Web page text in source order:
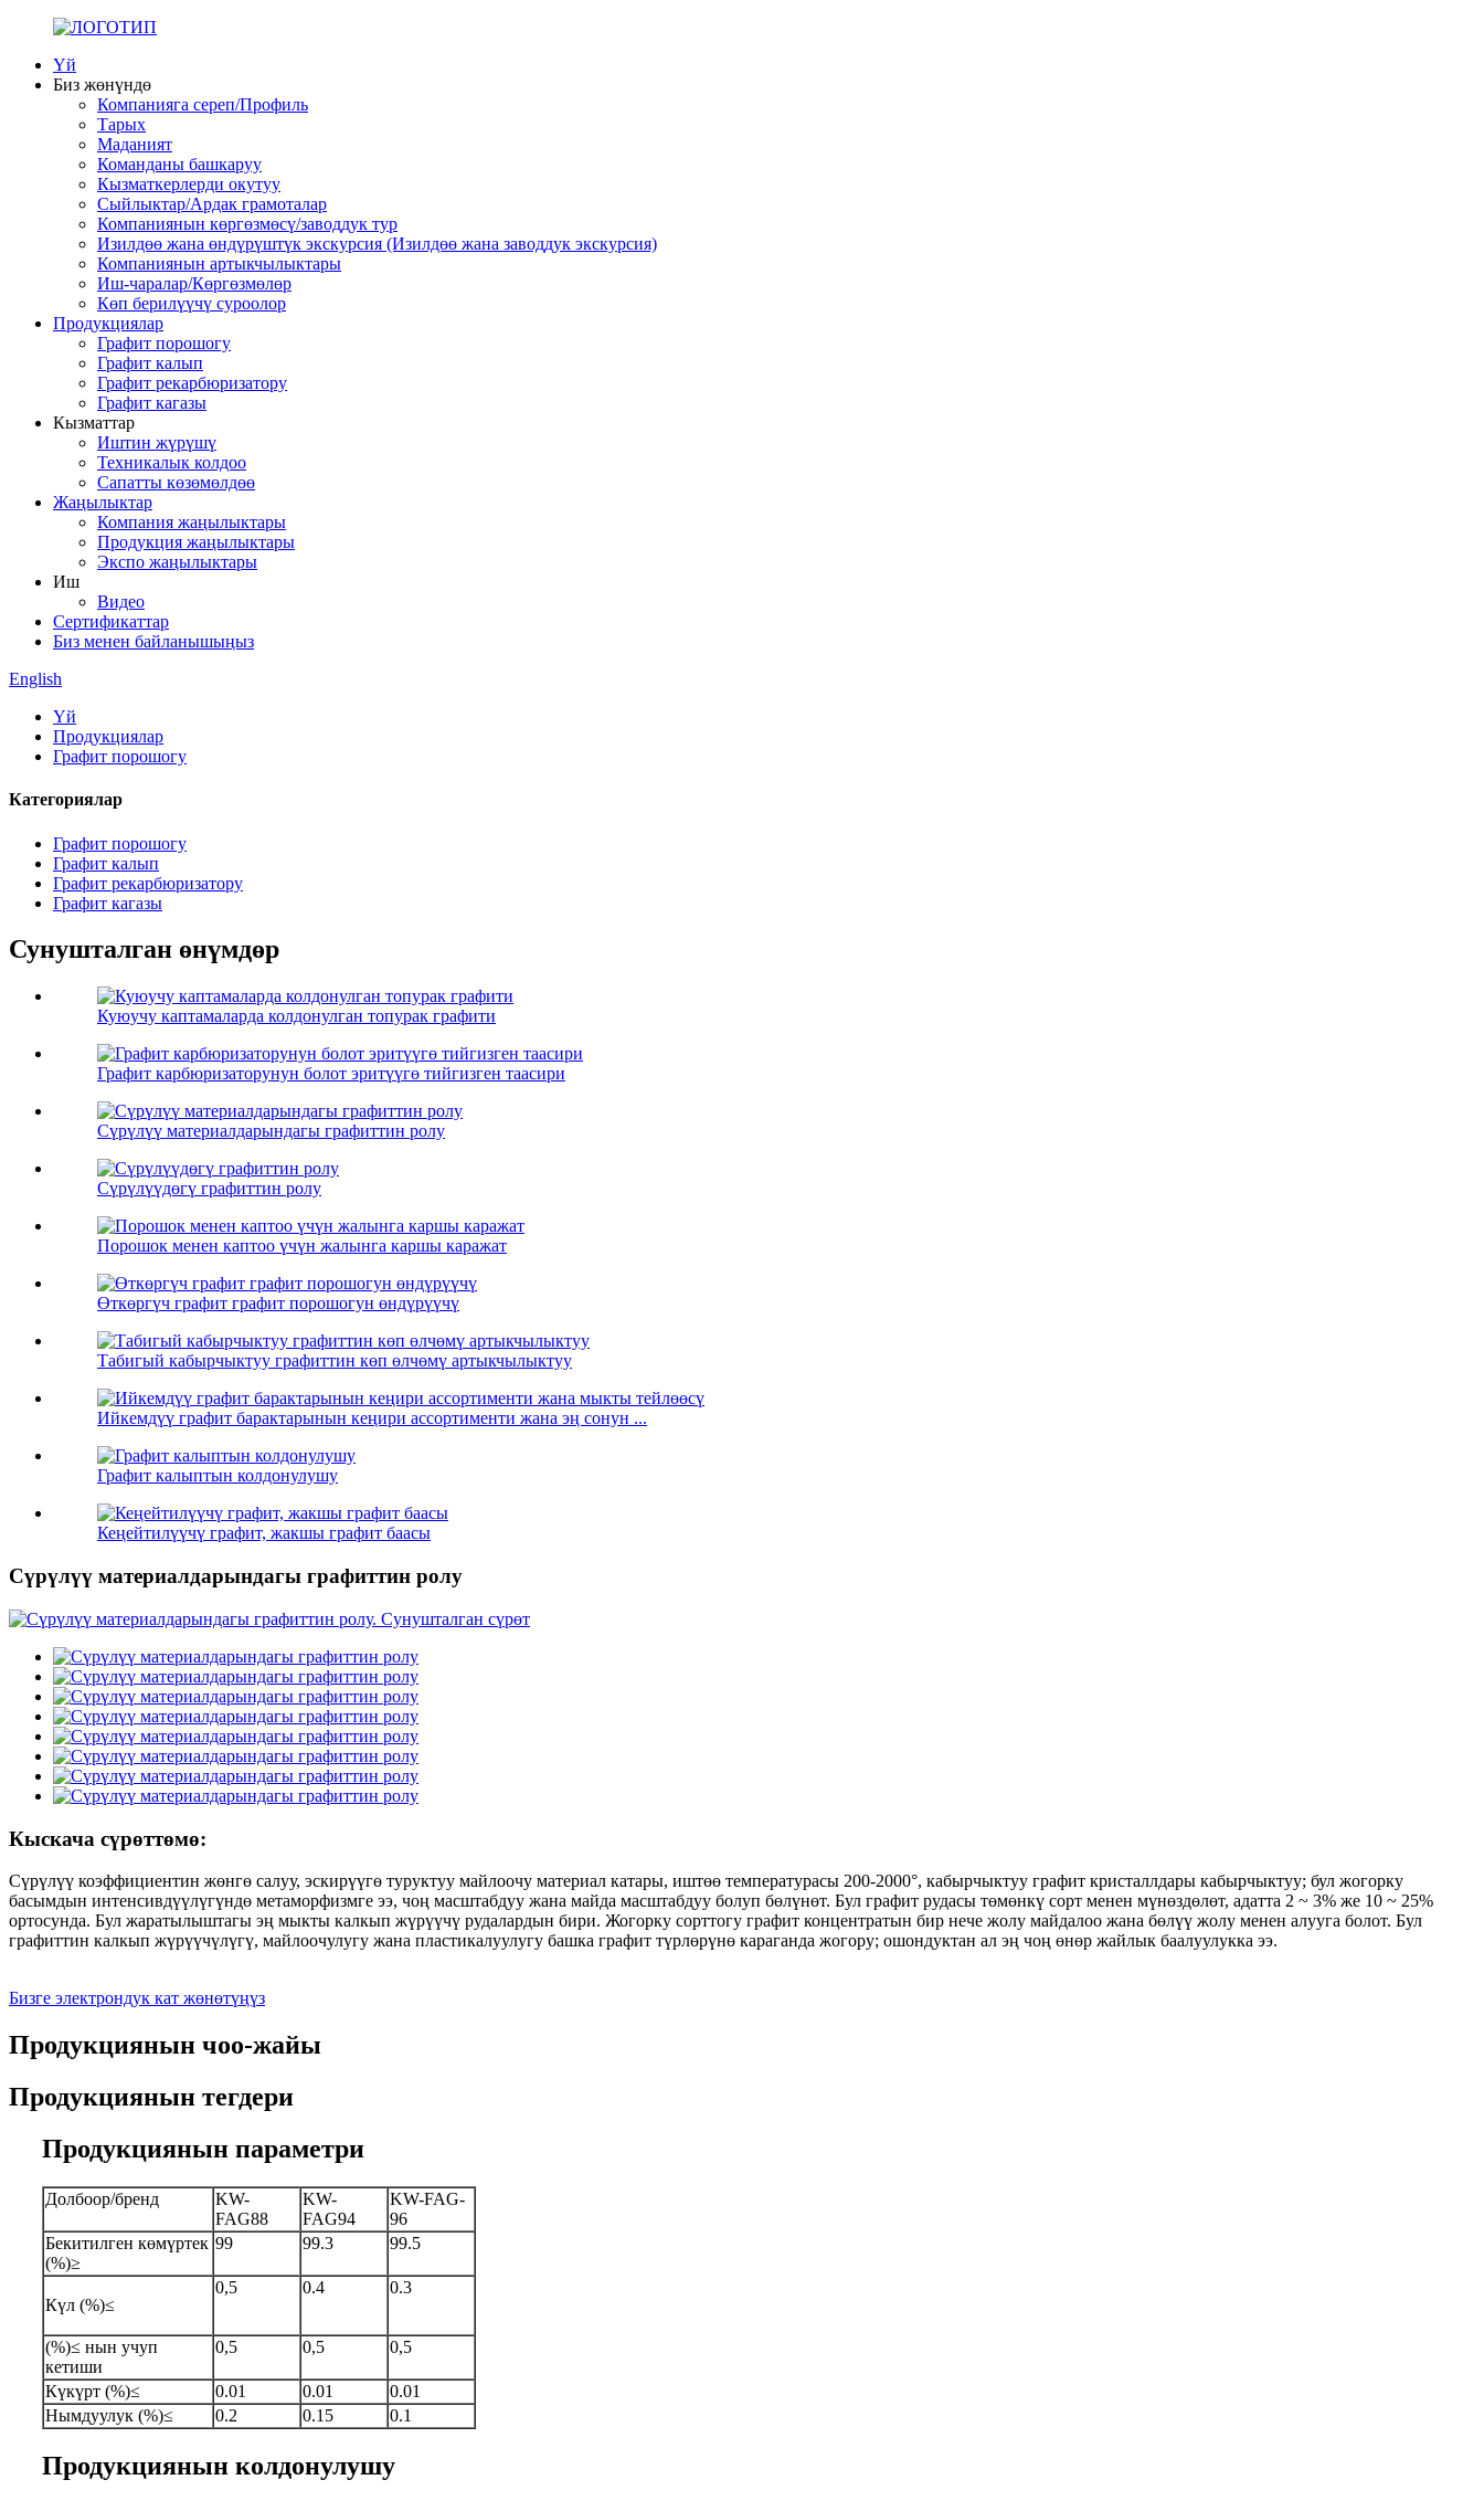
Үй
Биз жөнүндө
Компанияга сереп/Профиль
Тарых
Маданият
Команданы башкаруу
Кызматкерлерди окутуу
Сыйлыктар/Ардак грамоталар
Компаниянын көргөзмөсү/заводдук тур
Изилдөө жана өндүрүштүк экскурсия (Изилдөө жана заводдук экскурсия)
Компаниянын артыкчылыктары
Иш-чаралар/Көргөзмөлөр
Көп берилүүчү суроолор
Продукциялар
Графит порошогу
Графит калып
Графит рекарбюризатору
Графит кагазы
Кызматтар
Иштин жүрүшү
Техникалык колдоо
Сапатты көзөмөлдөө
Жаңылыктар
Компания жаңылыктары
Продукция жаңылыктары
Экспо жаңылыктары
Иш
Видео
Сертификаттар
Биз менен байланышыңыз
English
Үй
Продукциялар
Графит порошогу
Категориялар
Графит порошогу
Графит калып
Графит рекарбюризатору
Графит кагазы
Сунушталган өнүмдөр
Куюучу каптамаларда колдонулган топурак графити
Графит карбюризаторунун болот эритүүгө тийгизген таасири
Сүрүлүү материалдарындагы графиттин ролу
Сүрүлүүдөгү графиттин ролу
Порошок менен каптоо үчүн жалынга каршы каражат
Өткөргүч графит графит порошогун өндүрүүчү
Табигый кабырчыктуу графиттин көп өлчөмү артыкчылыктуу
Ийкемдүү графит барактарынын кеңири ассортименти жана эң сонун ...
Графит калыптын колдонулушу
Кеңейтилүүчү графит, жакшы графит баасы
Сүрүлүү материалдарындагы графиттин ролу
Кыскача сүрөттөмө:
Сүрүлүү коэффициентин жөнгө салуу, эскирүүгө туруктуу майлоочу материал катары, иштөө температурасы 200-2000°, кабырчыктуу графит кристаллдары кабырчыктуу; бул жогорку
басымдын интенсивдүүлүгүндө метаморфизмге ээ, чоң масштабдуу жана майда масштабдуу болуп бөлүнөт. Бул графит рудасы төмөнкү сорт менен мүнөздөлөт, адатта 2 ~ 3% же 10 ~ 25%
ортосунда. Бул жаратылыштагы эң мыкты калкып жүрүүчү рудалардын бири. Жогорку сорттогу графит концентратын бир нече жолу майдалоо жана бөлүү жолу менен алууга болот. Бул
графиттин калкып жүрүүчүлүгү, майлоочулугу жана пластикалуулугу башка графит түрлөрүнө караганда жогору; ошондуктан ал эң чоң өнөр жайлык баалуулукка ээ.
Бизге электрондук кат жөнөтүңүз
Продукциянын чоо-жайы
Продукциянын тегдери
Продукциянын параметри
Долбоор/бренд
KW-
FAG88
KW-
FAG94
KW-FAG-
96
Бекитилген көмүртек
(%)≥
99 99.3 99.5
Күл (%)≤
0,5 0.4 0.3
(%)≤ нын учуп
кетиши
0,5 0,5 0,5
Күкүрт (%)≤ 0.01 0.01
0.01
Нымдуулук (%)≤
0.2 0.15 0.1
Продукциянын колдонулушу